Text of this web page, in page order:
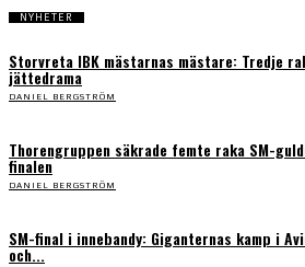
NYHETER
Storvreta IBK mästarnas mästare: Tredje
jättedrama
DANIEL BERGSTRÖM
Thorengruppen säkrade femte raka SM-
finalen
DANIEL BERGSTRÖM
SM-final i innebandy: Giganternas kamp i
och...